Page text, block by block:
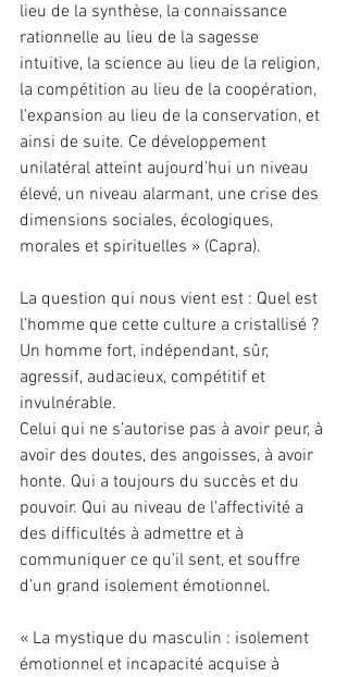
lieu de la synthèse, la connaissance
rationnelle au lieu de la sagesse
intuitive, la science au lieu de la religion,
la compétition au lieu de la coopération,
l’expansion au lieu de la conservation, et
ainsi de suite. Ce développement
unilatéral atteint aujourd’hui un niveau
élevé, un niveau alarmant, une crise des
dimensions sociales, écologiques,
morales et spirituelles » (Capra).
La question qui nous vient est : Quel est
l’homme que cette culture a cristallisé ?
Un homme fort, indépendant, sûr,
agressif, audacieux, compétitif et
invulnérable.
Celui qui ne s’autorise pas à avoir peur, à
avoir des doutes, des angoisses, à avoir
honte. Qui a toujours du succès et du
pouvoir. Qui au niveau de l’affectivité a
des difficultés à admettre et à
communiquer ce qu’il sent, et souffre
d’un grand isolement émotionnel.
« La mystique du masculin : isolement
émotionnel et incapacité acquise à